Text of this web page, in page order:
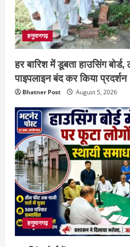
हनुमानगढ़
हर बारिश में डूबता हाउसिंग
पाइपलाइन बंद कर किया प्रदर्शन
Bhatner Post August 5, 2026
हनुमानगढ़